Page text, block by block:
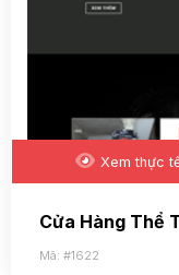
Xem thực
Cửa Hàng Thể
Mã: #1622